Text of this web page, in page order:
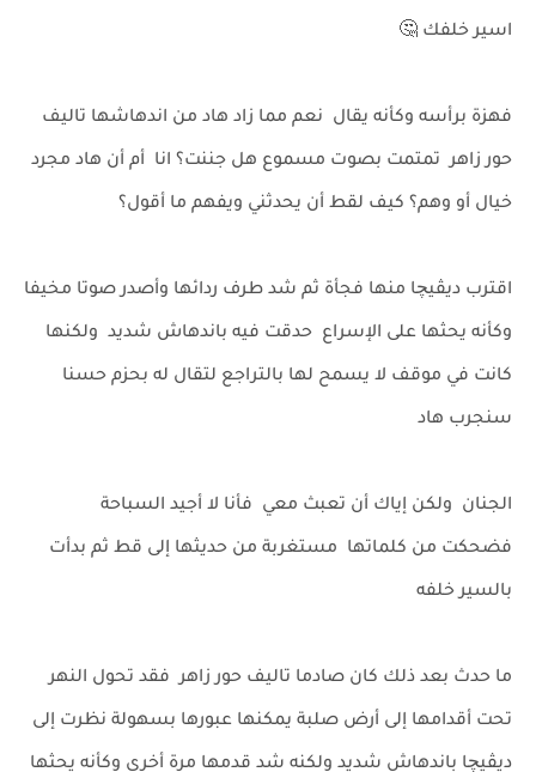
اسير خلفك 🤔
فهزة برأسه وكأنه يقال نعم مما زاد هاد من اندهاشها تاليف
حور زاهر تمتمت بصوت مسموع هل جننت؟ انا أم أن هاد مجرد
خيال أو وهم؟ كيف لقط أن يحدثني ويفهم ما أقول؟
اقترب ديڤيچا منها فجأة ثم شد طرف ردائها وأصدر صوتا مخيفا
وكأنه يحثها على الإسراع حدقت فيه باندهاش شديد ولكنها
كانت في موقف لا يسمح لها بالتراجع لتقال له بحزم حسنا
سنجرب هاد
الجنان ولكن إياك أن تعبث معي فأنا لا أجيد السباحة
فضحكت من كلماتها مستغربة من حديثها إلى قط ثم بدأت
بالسير خلفه
ما حدث بعد ذلك كان صادما تاليف حور زاهر فقد تحول النهر
تحت أقدامها إلى أرض صلبة يمكنها عبورها بسهولة نظرت إلى
ديڤيچا باندهاش شديد ولكنه شد قدمها مرة أخرى وكأنه يحثها